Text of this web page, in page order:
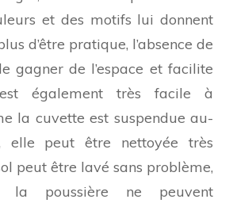
et des motifs lui donnent
d’être pratique, l’absence de
gagner de l’espace et facilite
également très facile à
la cuvette est suspendue au-
elle peut être nettoyée très
peut être lavé sans problème,
poussière ne peuvent